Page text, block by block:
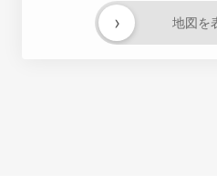
地図を
›